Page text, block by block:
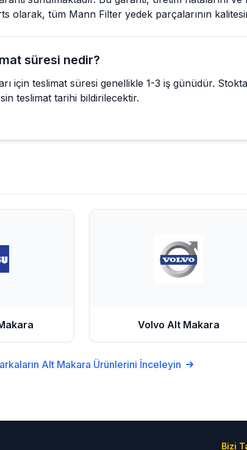
olarak, tüm Mann Filter yedek parçalarının
süresi nedir?
için teslimat süresi genellikle 1-3 iş günüdür.
teslimat tarihi bildirilecektir.
Volvo Alt Makara
Alt Makara Ürünlerini İnceleyin
Bizi